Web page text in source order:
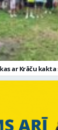
ar Krāču